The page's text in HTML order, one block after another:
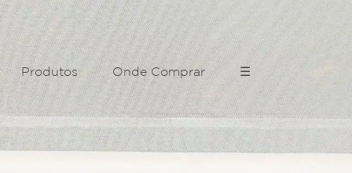
Produtos Onde Comprar ☰